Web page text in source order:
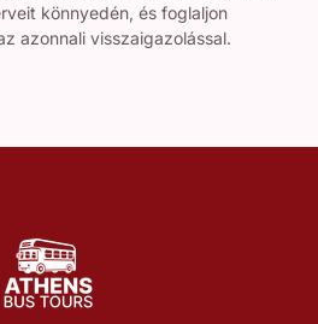
könnyedén, és foglaljon
azonnali visszaigazolással.